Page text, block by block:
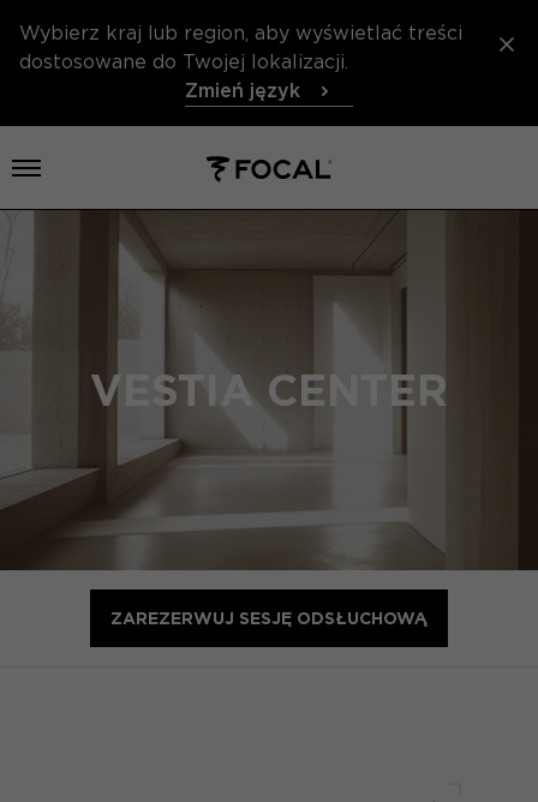
Wybierz kraj lub region, aby wyświetlać treści
dostosowane do Twojej lokalizacji.
Zmień język
Otwórz menu
VESTIA CENTER
ZAREZERWUJ SESJĘ ODSŁUCHOWĄ